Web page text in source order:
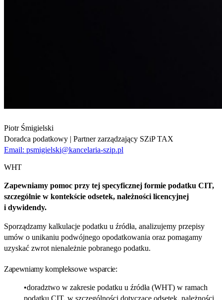
Piotr Śmigielski
Doradca podatkowy | Partner zarządzający SZiP TAX
Email: psmigielski@kancelaria-szip.pl
WHT
Zapewniamy pomoc przy tej specyficznej formie podatku CIT,
szczególnie w kontekście odsetek, należności licencyjnej
i dywidendy.
Sporządzamy kalkulacje podatku u źródła, analizujemy przepisy
umów o unikaniu podwójnego opodatkowania oraz pomagamy
uzyskać zwrot nienależnie pobranego podatku.
Zapewniamy kompleksowe wsparcie:
doradztwo w zakresie podatku u źródła (WHT) w ramach
podatku CIT, w szczególności dotyczące odsetek, należności